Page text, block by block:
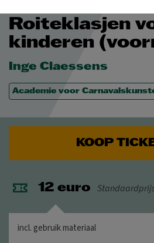
Roiteklasjen
kinderen
Inge Claessens
Academie voor
KOOP
12 euro
incl. gebruik materiaal